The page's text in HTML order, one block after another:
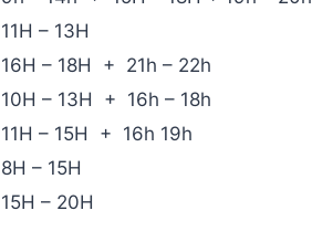
11H – 13H
16H – 18H + 21h – 22h
10H – 13H + 16h – 18h
11H – 15H + 16h 19h
8H – 15H
15H – 20H